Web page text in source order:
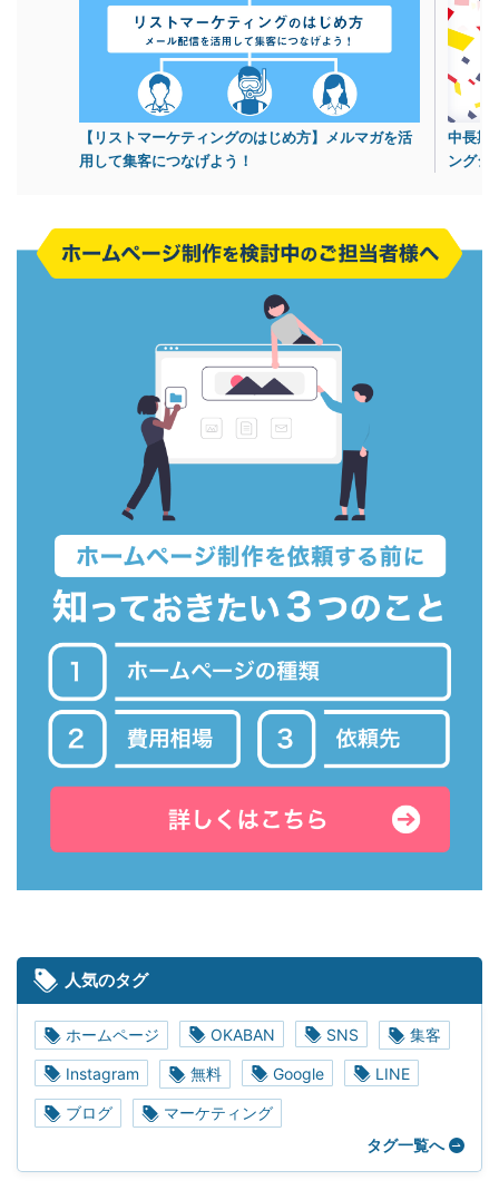
【リストマーケティングのはじめ方】メルマガを活
用して集客につなげよう！
中長期
ングシ
人気のタグ
ホームページ OKABAN SNS 集客
Instagram 無料 Google LINE
ブログ
マーケティング
タグ一覧へ